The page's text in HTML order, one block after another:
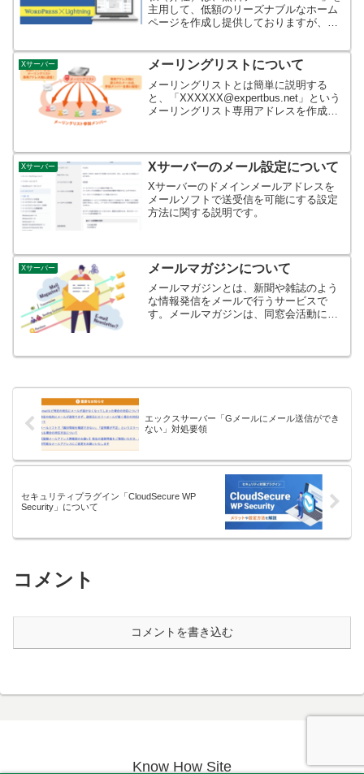
主用して、低額のリーズナブルなホーム
ページを作成し提供しておりますが、同
成も実施しております。「Lightning」に
ついてまず、WordPressの人...
Xサーバー メーリングリストについて
メーリングリストとは簡単に説明する
と、「XXXXXX@expertbus.net」という
メーリングリスト専用アドレスを作成
受信が可能になります。
「XXXXXX@exp...
Xサーバー Xサーバーのメール設定について
Xサーバーのドメインメールアドレスを
メールソフトで送受信を可能にする設定
方法に関する説明です。
Xサーバー メールマガジンについて
メールマガジンとは、新聞や雑誌のよう
な情報発信をメールで行うサービスで
す。メールマガジンは、同窓会活動にお
段となります。例えば、予め同窓会員の
エックスサーバー「Gメールにメール送信ができ
ない」対処要領
セキュリティプラグイン「CloudSecure WP
Security」について
コメント
コメントを書き込む
Know How Site